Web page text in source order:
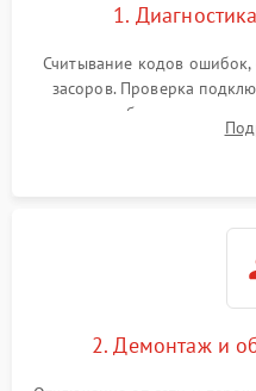
Проблемы с
1.
Считывание кодов
засоров. Проверка
жалоб на отсутствие
разбрызгивателей или
2. Демонтаж и